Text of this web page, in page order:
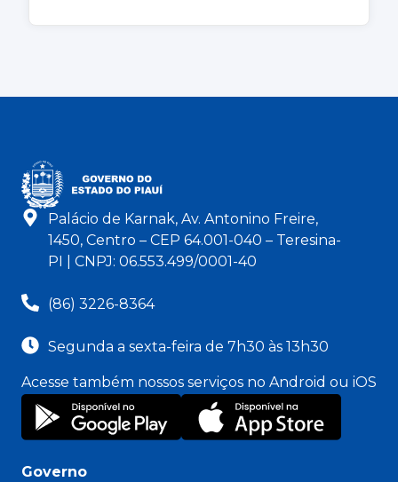
Palácio de Karnak, Av. Antonino Freire,
1450, Centro – CEP 64.001-040 – Teresina-
PI | CNPJ: 06.553.499/0001-40
(86) 3226-8364
Segunda a sexta-feira de 7h30 às 13h30
Acesse também nossos serviços no Android ou iOS
Governo